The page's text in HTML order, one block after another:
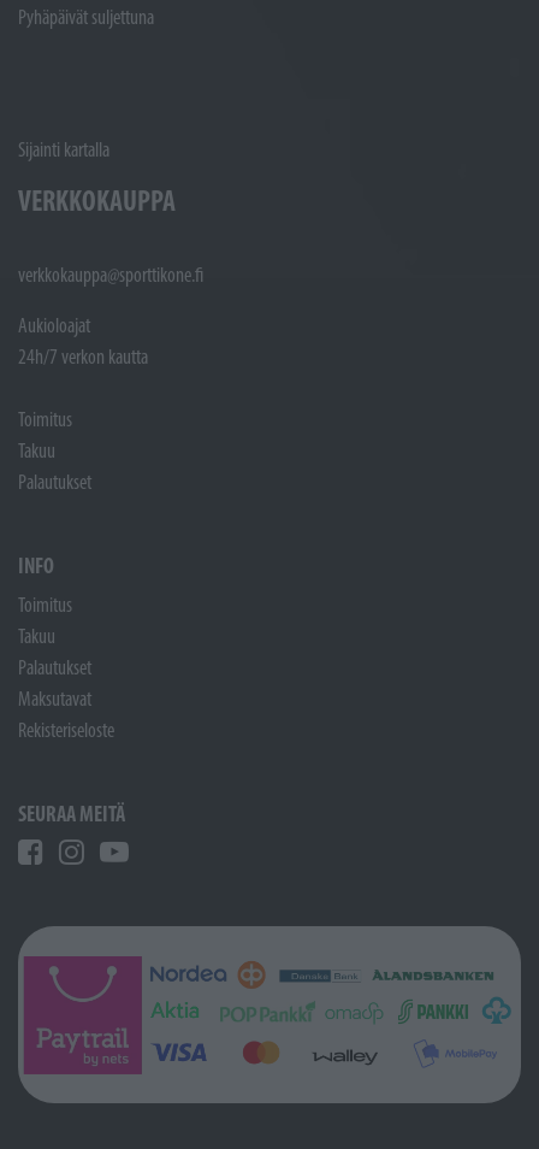
Pyhäpäivät suljettuna
Sijainti kartalla
VERKKOKAUPPA
verkkokauppa@sporttikone.fi
Aukioloajat
24h/7 verkon kautta
Toimitus
Takuu
Palautukset
INFO
Toimitus
Takuu
Palautukset
Maksutavat
Rekisteriseloste
SEURAA MEITÄ